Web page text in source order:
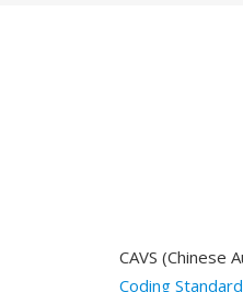
CAVS
Coding